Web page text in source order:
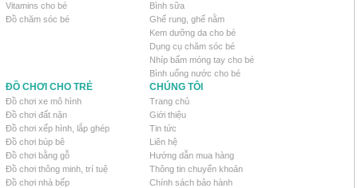
Vitamins cho bé
Đồ chăm sóc bé
Bình sữa
Ghế rung, ghế nằm
Kem dưỡng da cho bé
Dụng cụ chăm sóc bé
Nhíp bấm móng tay cho bé
Bình uống nước cho bé
ĐỒ CHƠI CHO TRẺ
Đồ chơi xe mô hình
Đồ chơi đất nặn
Đồ chơi xếp hình, lắp ghép
Đồ chơi búp bê
Đồ chơi bằng gỗ
Đồ chơi thông minh, trí tuệ
Đồ chơi nhà bếp
CHÚNG TÔI
Trang chủ
Giới thiệu
Tin tức
Liên hệ
Hướng dẫn mua hàng
Thông tin chuyển khoản
Chính sách bảo hành